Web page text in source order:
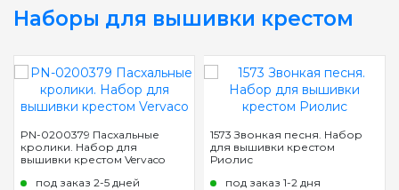
Наборы для вышивки крестом
PN-0200379 Пасхальные
кролики. Набор для
вышивки крестом Vervaco
под заказ 2-5 дней
1573 Звонкая песня. Набор
для вышивки крестом
Риолис
под заказ 1-2 дня